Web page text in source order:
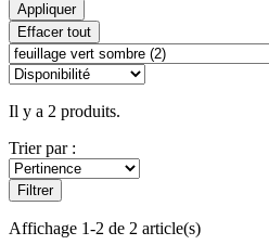
Appliquer
Effacer tout
Il y a 2 produits.
Trier par :
Filtrer
Affichage 1-2 de 2 article(s)